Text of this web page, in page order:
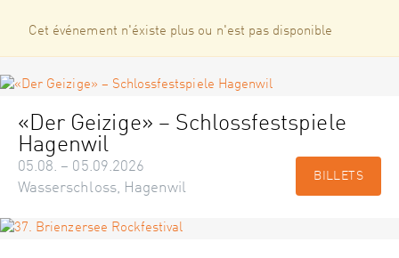
Cet événement n'éxiste plus ou n'est pas disponible
«Der Geizige» – Schlossfestspiele
Hagenwil
05.08. – 05.09.2026
Wasserschloss, Hagenwil
BILLETS